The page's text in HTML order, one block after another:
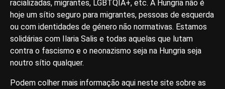
racializadas, migrantes, LGBTQIA+, etc. A Hungria não é
hoje um sítio seguro para migrantes, pessoas de esquerda
ou com identidades de género não normativas. Estamos
solidárias com Ilaria Salis e todas aquelas que lutam
contra o fascismo e o neonazismo seja na Hungria seja
noutro sítio qualquer.
Podem colher mais informação aqui neste site sobre as